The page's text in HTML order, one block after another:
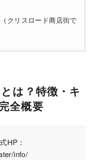
クリスロード商店街で
は？特徴・キ
全概要
HP：
info/